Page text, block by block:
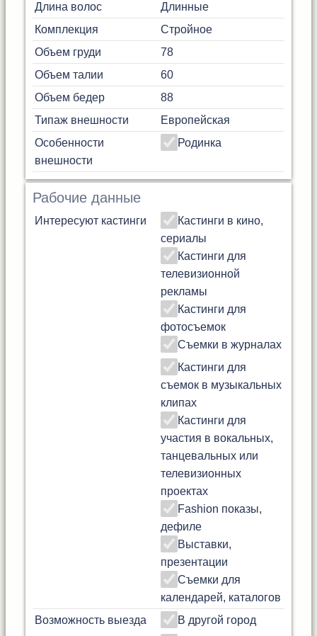
Длина волос
Длинные
Комплекция
Стройное
Объем груди
78
Объем талии
60
Объем бедер
88
Типаж внешности
Европейская
Особенности
внешности
Родинка
Рабочие данные
Интересуют кастинги
Кастинги в кино,
сериалы
Кастинги для
телевизионной
рекламы
Кастинги для
фотосъемок
Съемки в журналах
Кастинги для
съемок в музыкальных
клипах
Кастинги для
участия в вокальных,
танцевальных или
телевизионных
проектах
Fashion показы,
дефиле
Выставки,
презентации
Съемки для
календарей, каталогов
Возможность выезда
В другой город